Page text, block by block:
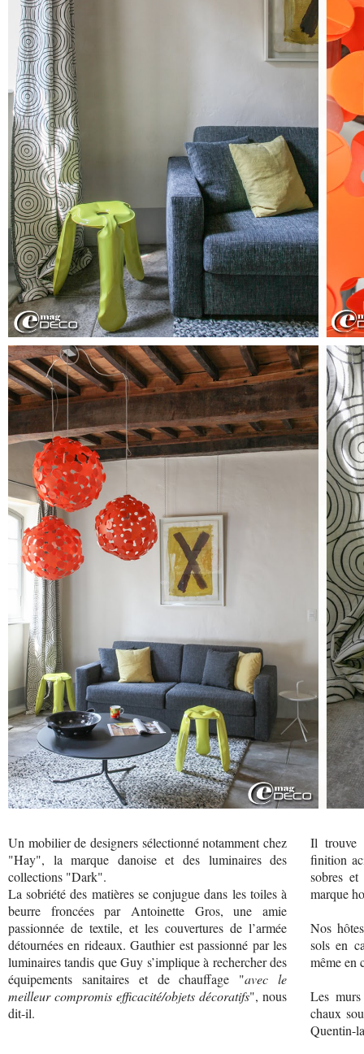
Un mobilier de designers sélectionné notamment chez
"Hay", la marque danoise et des luminaires des
collections "Dark".
La sobriété des matières se conjugue dans les toiles à
beurre froncées par Antoinette Gros, une amie
passionnée de textile, et les couvertures de l’armée
détournées en rideaux. Gauthier est passionné par les
luminaires tandis que Guy s’implique à rechercher des
équipements sanitaires et de chauffage "avec le
meilleur compromis efficacité/objets décoratifs", nous
dit-il.
Il trouve
finition
sobres
marque
Nos
sols en
même en
Les
chaux
Quentin-